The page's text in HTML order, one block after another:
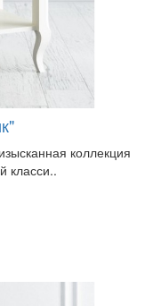
коллекция
класси..